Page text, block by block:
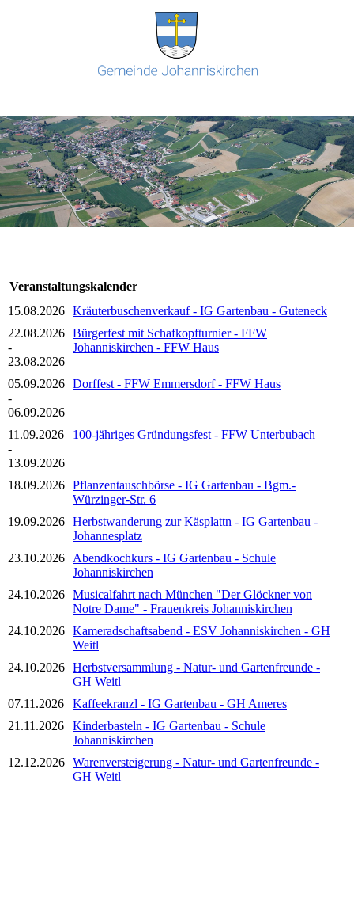
Veranstaltungskalender
15.08.2026 Kräuterbuschenverkauf - IG Gartenbau - Guteneck
22.08.2026
-
23.08.2026
Bürgerfest mit Schafkopfturnier - FFW
Johanniskirchen - FFW Haus
05.09.2026
-
06.09.2026
Dorffest - FFW Emmersdorf - FFW Haus
11.09.2026
-
13.09.2026
100-jähriges Gründungsfest - FFW Unterbubach
18.09.2026 Pflanzentauschbörse - IG Gartenbau - Bgm.-
Würzinger-Str. 6
19.09.2026 Herbstwanderung zur Käsplattn - IG Gartenbau -
Johannesplatz
23.10.2026
Abendkochkurs - IG Gartenbau - Schule
Johanniskirchen
24.10.2026 Musicalfahrt nach München "Der Glöckner von
Notre Dame" - Frauenkreis Johanniskirchen
24.10.2026 Kameradschaftsabend - ESV Johanniskirchen - GH
Weitl
24.10.2026 Herbstversammlung - Natur- und Gartenfreunde -
GH Weitl
07.11.2026
Kaffeekranzl - IG Gartenbau - GH Ameres
21.11.2026
Kinderbasteln - IG Gartenbau - Schule
Johanniskirchen
12.12.2026 Warenversteigerung - Natur- und Gartenfreunde -
GH Weitl